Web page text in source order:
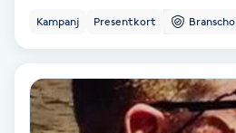
Skalpmassage
Kampanj Presentkort